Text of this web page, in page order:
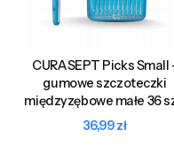
CURASEPT Picks Small
gumowe szczoteczki
międzyzębowe małe 36
Cena
36,99 zł